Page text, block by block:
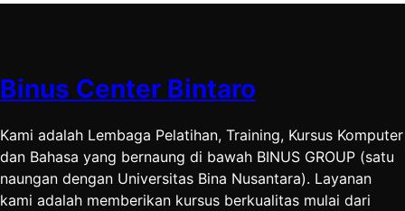
Binus Center Bintaro
Kami adalah Lembaga Pelatihan, Training, Kursus Komputer
dan Bahasa yang bernaung di bawah BINUS GROUP (satu
naungan dengan Universitas Bina Nusantara). Layanan
kami adalah memberikan kursus berkualitas mulai dari